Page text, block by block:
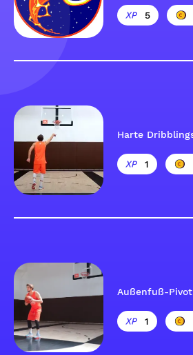
5
Harte
1
Außenfuß-
1